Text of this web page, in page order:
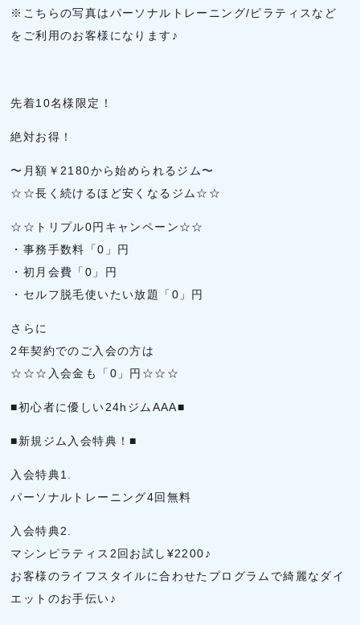
※こちらの写真はパーソナルトレーニング/ピラティスなど
をご利用のお客様になります♪
先着10名様限定！
絶対お得！
〜月額￥2180から始められるジム〜
☆☆長く続けるほど安くなるジム☆☆
☆☆トリプル0円キャンペーン☆☆
・事務手数料「0」円
・初月会費「0」円
・セルフ脱毛使いたい放題「0」円
さらに
2年契約でのご入会の方は
☆☆☆入会金も「0」円☆☆☆
■初心者に優しい24hジムAAA■
■新規ジム入会特典！■
入会特典1.
パーソナルトレーニング4回無料
入会特典2.
マシンピラティス2回お試し¥2200♪
お客様のライフスタイルに合わせたプログラムで綺麗なダイ
エットのお手伝い♪